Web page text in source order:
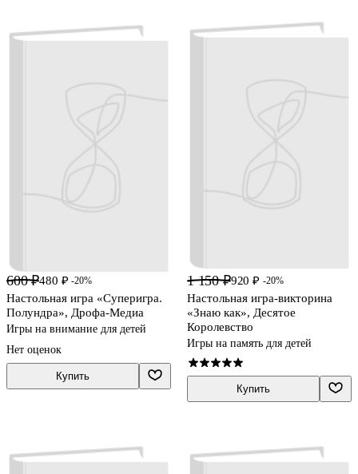
600 ₽480 ₽ -20%
Настольная игра «Суперигра.
Полундра», Дрофа-Медиа
Игры на внимание для детей
Нет оценок
Купить
1 150 ₽920 ₽ -20%
Настольная игра-викторина
«Знаю как», Десятое
Королевство
Игры на память для детей
Купить